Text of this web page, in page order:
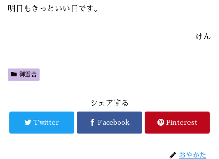
明日もきっといい日です。
けん
御霊舎
シェアする
Twitter Facebook Pinterest
おやかた